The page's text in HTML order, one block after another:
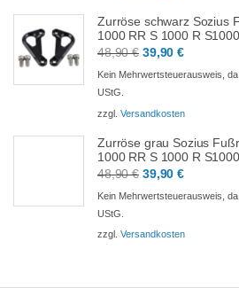
Zurröse schwarz Sozius
1000 RR S 1000 R
48,90€ Ursprünglicher
Preis
48,90 €
39,90€Aktueller
Preis
39,90 €.
Kein Mehrwertsteuerausweis,
UStG.
zzgl. Versandkosten
Zurröse grau Sozius
1000 RR S 1000 R
48,90€ Ursprünglicher
Preis
48,90 €
39,90€Aktueller
Preis
39,90 €.
Kein Mehrwertsteuerausweis,
UStG.
zzgl. Versandkosten